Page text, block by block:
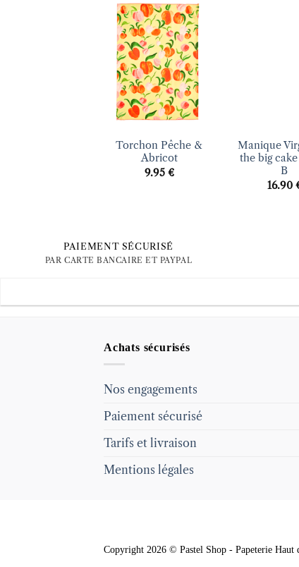
Ajouter
à la liste
d’envies
+
Torchon Pêche &
Abricot
9.95 €
Manique
the big
B
16.90
PAIEMENT SÉCURISÉ
PAR CARTE BANCAIRE ET PAYPAL
Achats sécurisés
Nos engagements
Paiement sécurisé
Tarifs et livraison
Mentions légales
Copyright 2026 © Pastel Shop - Papeterie Haut